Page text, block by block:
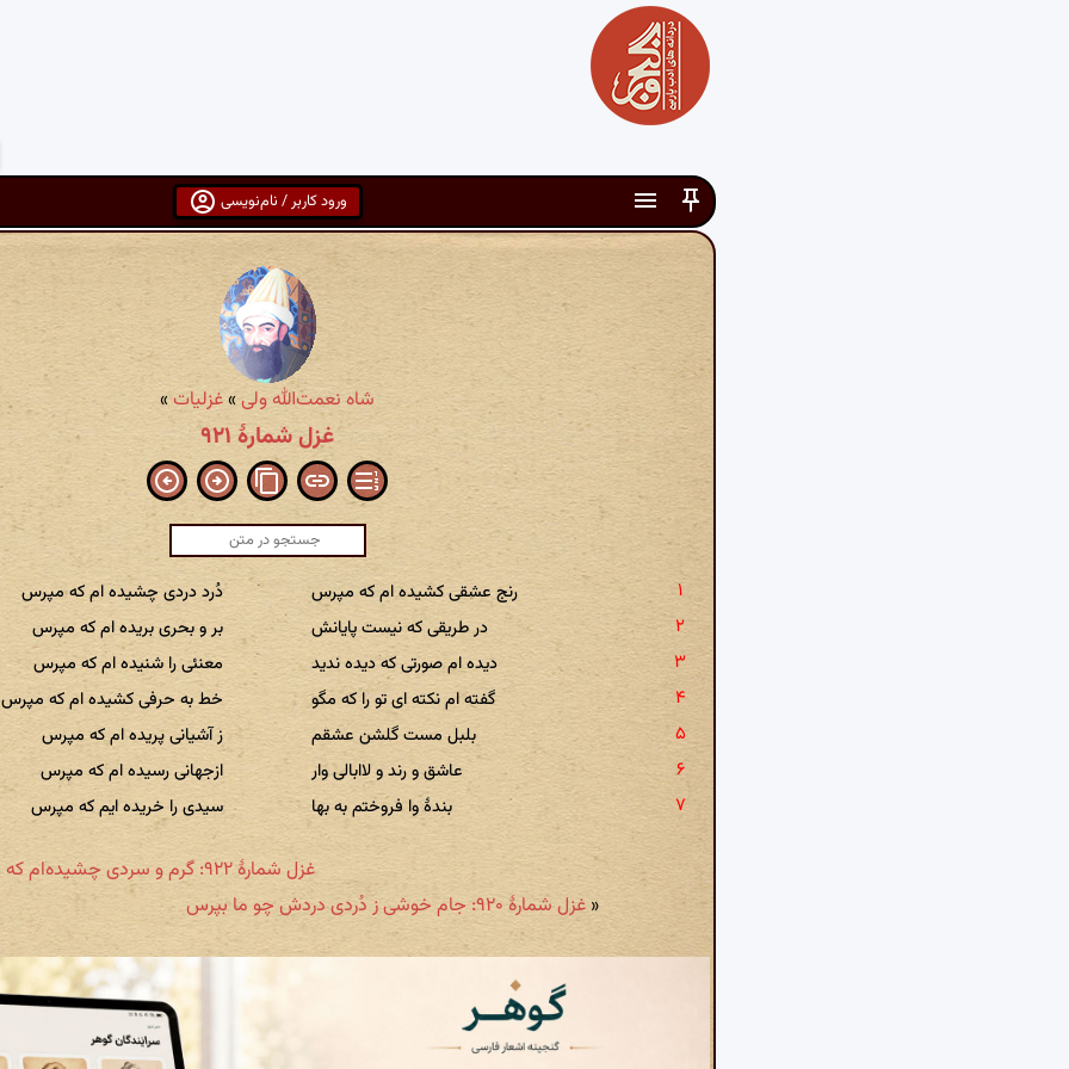
ورود کاربر / نام‌نویسی
شاه نعمت‌الله ولی»غزلیات»
غزل شمارهٔ ۹۲۱
رنج عشقی کشیده ام که مپرس
دُرد دردی چشیده ام که مپرس
در طریقی که نیست پایانش
بر و بحری بریده ام که مپرس
دیده ام صورتی که دیده ندید
معنئی را شنیده ام که مپرس
گفته ام نکته ای تو را که مگو
خط به حرفی کشیده ام که مپرس
بلبل مست گلشن عشقم
ز آشیانی پریده ام که مپرس
عاشق و رند و لاابالی وار
ازجهانی رسیده ام که مپرس
بندهٔ وا فروختم به بها
سیدی را خریده ایم که مپرس
غزل شمارهٔ ۹۲۲: گرم و سردی چشیده‌ام که مپرس
« غزل شمارهٔ ۹۲۰: جام خوشی ز دُردی دردش چو ما بپرس